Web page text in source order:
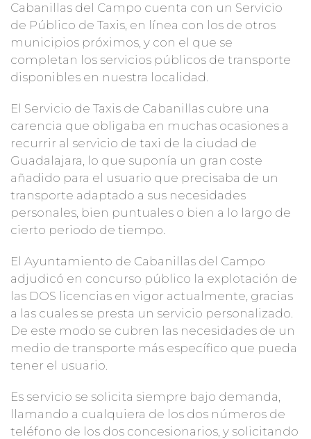
Cabanillas del Campo cuenta con un Servicio
de Público de Taxis, en línea con los de otros
municipios próximos, y con el que se
completan los servicios públicos de transporte
disponibles en nuestra localidad.
El Servicio de Taxis de Cabanillas cubre una
carencia que obligaba en muchas ocasiones a
recurrir al servicio de taxi de la ciudad de
Guadalajara, lo que suponía un gran coste
añadido para el usuario que precisaba de un
transporte adaptado a sus necesidades
personales, bien puntuales o bien a lo largo de
cierto periodo de tiempo.
El Ayuntamiento de Cabanillas del Campo
adjudicó en concurso público la explotación de
las DOS licencias en vigor actualmente, gracias
a las cuales se presta un servicio personalizado.
De este modo se cubren las necesidades de un
medio de transporte más específico que pueda
tener el usuario.
Es servicio se solicita siempre bajo demanda,
llamando a cualquiera de los dos números de
teléfono de los dos concesionarios, y solicitando